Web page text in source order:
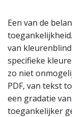
Een van de
van
specifieke
zo niet
PDF, van tekst
een gradatie
toegankelijker